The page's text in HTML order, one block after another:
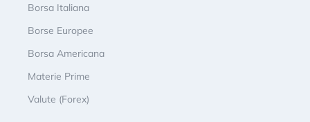
Borsa Italiana
Borse Europee
Borsa Americana
Materie Prime
Valute (Forex)